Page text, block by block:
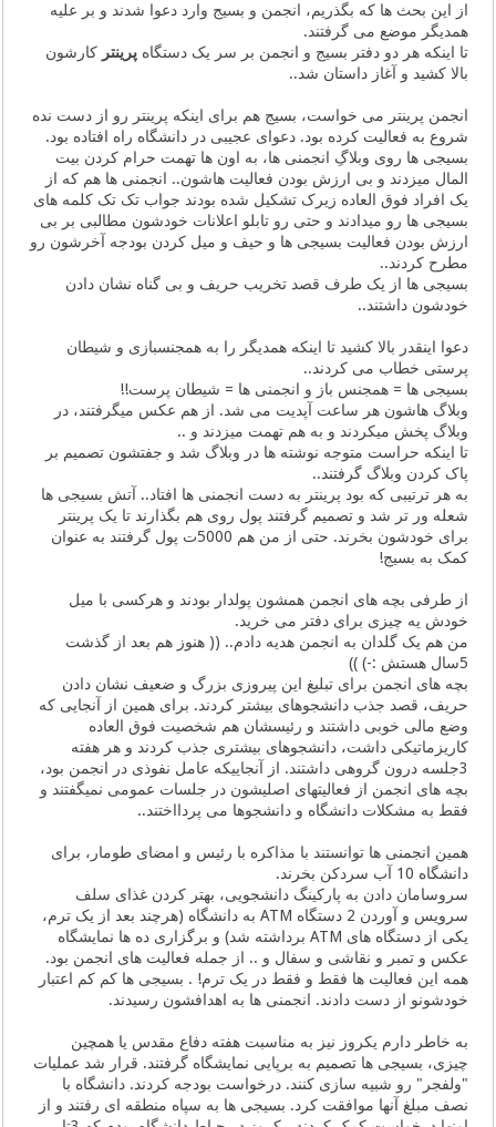
از این بحث ها که بگذریم، انجمن و بسیج وارد دعوا شدند و بر علیه
همدیگر موضع می گرفتند.
تا اینکه هر دو دفتر بسیج و انجمن بر سر یک دستگاهپرینترکارشون
بالا کشید و آغاز داستان شد..
انجمن پرینتر می خواست، بسیج هم برای اینکه پرینتر رو از دست نده
شروع به فعالیت کرده بود. دعوای عجیبی در دانشگاه راه افتاده بود.
بسیجی ها روی وبلاگِ انجمنی ها، به اون ها تهمت حرام کردن بیت
المال میزدند و بی ارزش بودن فعالیت هاشون.. انجمنی ها هم که از
یک افراد فوق العاده زیرک تشکیل شده بودند جواب تک تک کلمه های
بسیجی ها رو میدادند و حتی رو تابلو اعلانات خودشون مطالبی بر بی
ارزش بودن فعالیت بسیجی ها و حیف و میل کردن بودجه آخرشون رو
مطرح کردند..
بسیجی ها از یک طرف قصد تخریب حریف و بی گناه نشان دادن
خودشون داشتند..
دعوا اینقدر بالا کشید تا اینکه همدیگر را به همجنسبازی و شیطان
پرستی خطاب می کردند..
بسیجی ها = همجنس باز و انجمنی ها = شیطان پرست!!
وبلاگ هاشون هر ساعت آپدیت می شد. از هم عکس میگرفتند، در
وبلاگ پخش میکردند و به هم تهمت میزدند و ..
تا اینکه حراست متوجه نوشته ها در وبلاگ شد و جفتشون تصمیم بر
پاک کردن وبلاگ گرفتند..
به هر ترتیبی که بود پرینتر به دست انجمنی ها افتاد.. آتش بسیجی ها
شعله ور تر شد و تصمیم گرفتند پول روی هم بگذارند تا یک پرینتر
برای خودشون بخرند. حتی از من هم 5000ت پول گرفتند به عنوان
کمک به بسیج!
از طرفی بچه های انجمن همشون پولدار بودند و هرکسی با میل
خودش یه چیزی برای دفتر می خرید.
من هم یک گلدان به انجمن هدیه دادم.. (( هنوز هم بعد از گذشت
5سال هستش :-) ))
بچه های انجمن برای تبلیغ این پیروزی بزرگ و ضعیف نشان دادن
حریف، قصد جذب دانشجوهای بیشتر کردند. برای همین از آنجایی که
وضع مالی خوبی داشتند و رئیسشان هم شخصیت فوق العاده
کاریزماتیکی داشت، دانشجوهای بیشتری جذب کردند و هر هفته
3جلسه درون گروهی داشتند. از آنجاییکه عامل نفوذی در انجمن بود،
بچه های انجمن از فعالیتهای اصلیشون در جلسات عمومی نمیگفتند و
فقط به مشکلات دانشگاه و دانشجوها می پردااختند..
همین انجمنی ها توانستند با مذاکره با رئیس و امضای طومار، برای
دانشگاه 10 آب سردکن بخرند.
سروسامان دادن به پارکینگ دانشجویی، بهتر کردن غذای سلف
سرویس و آوردن 2 دستگاه ATM به دانشگاه (هرچند بعد از یک ترم،
یکی از دستگاه های ATM برداشته شد) و برگزاری ده ها نمایشگاه
عکس و تمبر و نقاشی و سفال و .. از جمله فعالیت های انجمن بود.
همه این فعالیت ها فقط و فقط در یک ترم! . بسیجی ها کم کم اعتبار
خودشونو از دست دادند. انجمنی ها به اهدافشون رسیدند.
به خاطر دارم یکروز نیز به مناسبت هفته دفاع مقدس یا همچین
چیزی، بسیجی ها تصمیم به برپایی نمایشگاه گرفتند. قرار شد عملیات
"ولفجر" رو شبیه سازی کنند. درخواست بودجه کردند. دانشگاه با
نصف مبلغ آنها موافقت کرد. بسیجی ها به سپاه منطقه ای رفتند و از